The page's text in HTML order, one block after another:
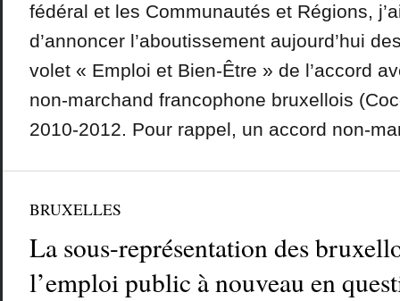
fédéral et les Communautés et Régions,
d’annoncer l’aboutissement aujourd’hui
volet « Emploi et Bien-Être » de l’accord
non-marchand francophone bruxellois
2010-2012. Pour rappel, un accord non-
BRUXELLES
La sous-représentation des
l’emploi public à nouveau en